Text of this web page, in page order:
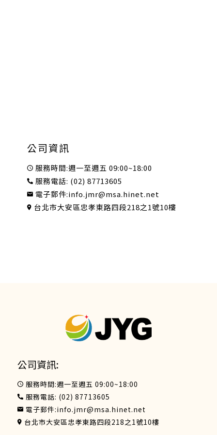
公司資訊
服務時間:週一至週五 09:00~18:00
服務電話: (02) 87713605
電子郵件:info.jmr@msa.hinet.net
台北市大安區忠孝東路四段218之1號10樓
公司資訊:
服務時間:週一至週五 09:00~18:00
服務電話: (02) 87713605
電子郵件:info.jmr@msa.hinet.net
台北市大安區忠孝東路四段218之1號10樓